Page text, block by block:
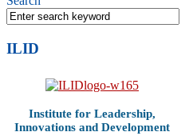
ILID
Institute for Leadership,
Innovations and Development